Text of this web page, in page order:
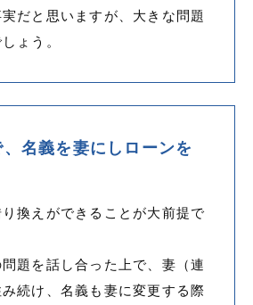
だと思いますが、大きな問題
ょう。
名義を妻にしローンを
換えができることが大前提で
題を話し合った上で、妻（連
続け、名義も妻に変更する際